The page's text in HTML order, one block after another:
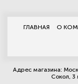
ГЛАВНАЯ О
Адрес магазина:
Сокол, 3